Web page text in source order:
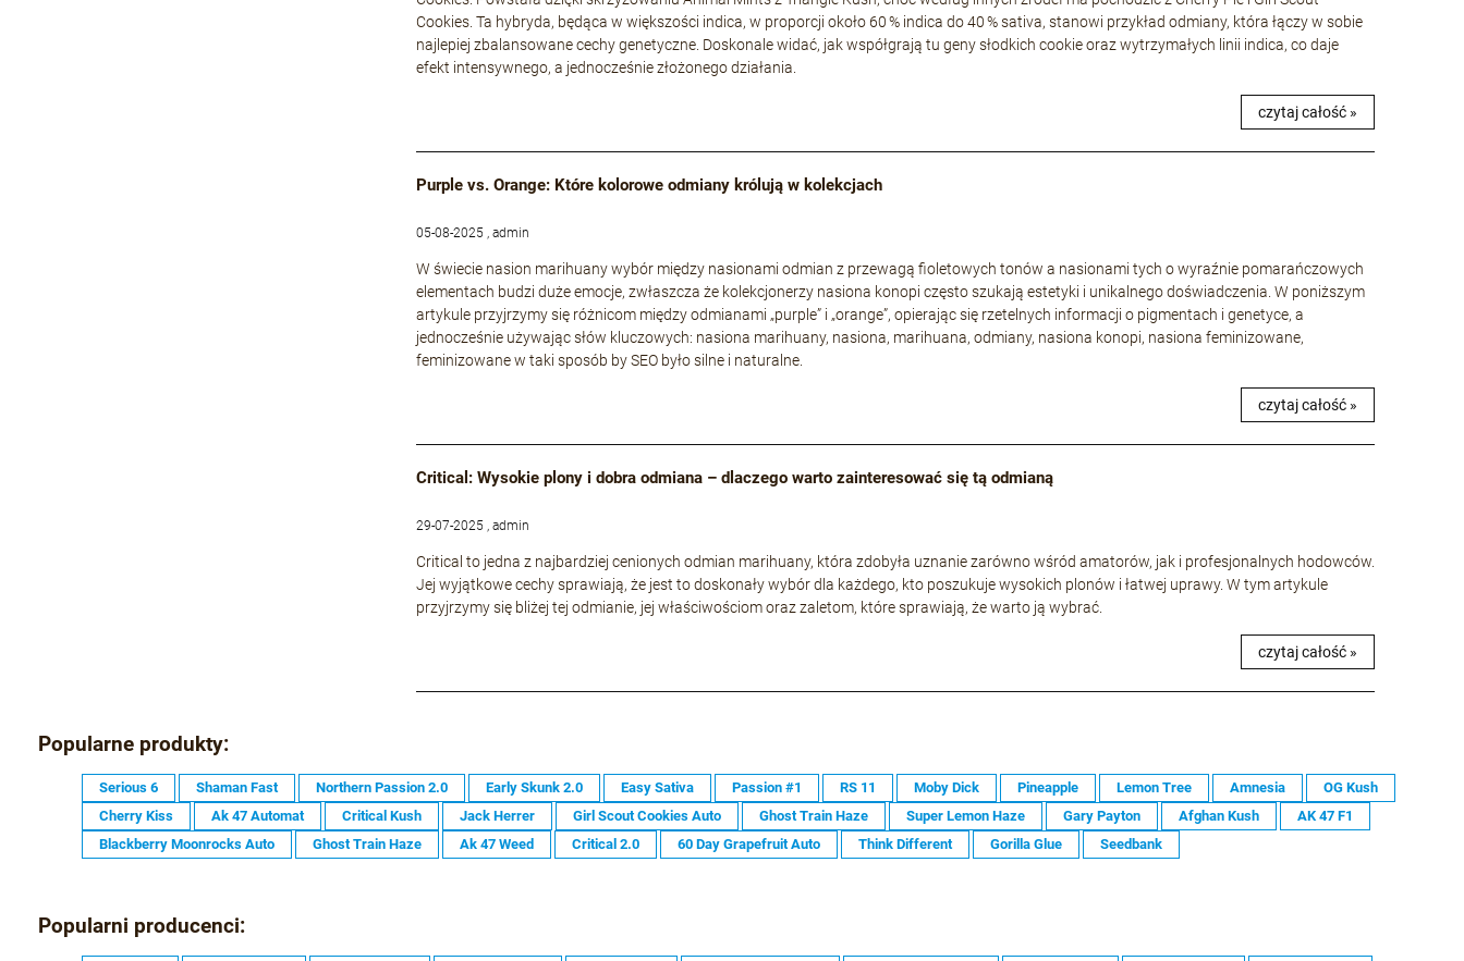
Cookies. Ta hybryda, będąca w większości indica, w proporcji około 60 % indica do 40 % sativa, stanowi przykład odmiany, która łączy w sobie
najlepiej zbalansowane cechy genetyczne. Doskonale widać, jak współgrają tu geny słodkich cookie oraz wytrzymałych linii indica, co daje
efekt intensywnego, a jednocześnie złożonego działania.
czytaj całość »
Purple vs. Orange: Które kolorowe odmiany królują w kolekcjach
05-08-2025 , admin
W świecie nasion marihuany wybór między nasionami odmian z przewagą fioletowych tonów a nasionami tych o wyraźnie pomarańczowych
elementach budzi duże emocje, zwłaszcza że kolekcjonerzy nasiona konopi często szukają estetyki i unikalnego doświadczenia. W poniższym
artykule przyjrzymy się różnicom między odmianami „purple” i „orange”, opierając się rzetelnych informacji o pigmentach i genetyce, a
jednocześnie używając słów kluczowych: nasiona marihuany, nasiona, marihuana, odmiany, nasiona konopi, nasiona feminizowane,
feminizowane w taki sposób by SEO było silne i naturalne.
czytaj całość »
Critical: Wysokie plony i dobra odmiana – dlaczego warto zainteresować się tą odmianą
29-07-2025 , admin
Critical to jedna z najbardziej cenionych odmian marihuany, która zdobyła uznanie zarówno wśród amatorów, jak i profesjonalnych hodowców.
Jej wyjątkowe cechy sprawiają, że jest to doskonały wybór dla każdego, kto poszukuje wysokich plonów i łatwej uprawy. W tym artykule
przyjrzymy się bliżej tej odmianie, jej właściwościom oraz zaletom, które sprawiają, że warto ją wybrać.
czytaj całość »
Popularne produkty:
Serious 6 Shaman Fast Northern Passion 2.0 Early Skunk 2.0 Easy Sativa Passion #1 RS 11 Moby Dick Pineapple Lemon Tree Amnesia
OG Kush
Cherry Kiss
Ak 47 Automat Critical Kush Jack Herrer Girl Scout Cookies Auto Ghost Train Haze Super Lemon Haze Gary Payton Afghan Kush
AK 47 F1
Blackberry Moonrocks Auto
Ghost Train Haze Ak 47 Weed Critical 2.0 60 Day Grapefruit Auto Think Different Gorilla Glue Seedbank
Popularni producenci: